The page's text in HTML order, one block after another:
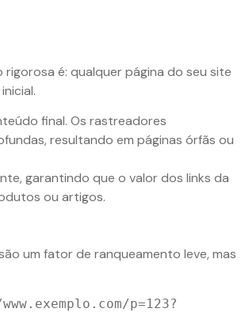
é: qualquer página do seu site
final. Os rastreadores
resultando em páginas órfãs ou
garantindo que o valor dos links da
ou artigos.
um fator de ranqueamento leve, mas
p=123?